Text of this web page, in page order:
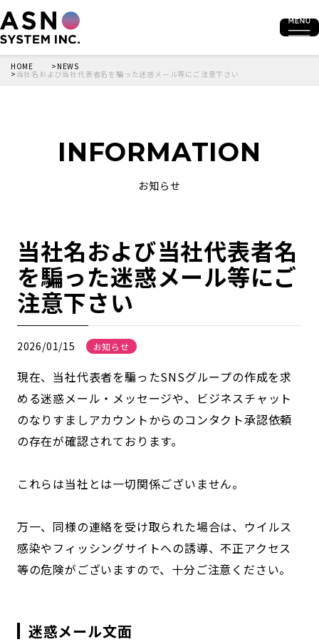
HOME NEWS
当社名および当社代表者名を騙った迷惑メール等にご注意下さい
INFORMATION
お知らせ
当社名および当社代表者名
を騙った迷惑メール等にご
注意下さい
2026/01/15 お知らせ
現在、当社代表者を騙ったSNSグループの作成を求
める迷惑メール・メッセージや、ビジネスチャット
のなりすましアカウントからのコンタクト承認依頼
の存在が確認されております。
これらは当社とは一切関係ございません。
万一、同様の連絡を受け取られた場合は、ウイルス
感染やフィッシングサイトへの誘導、不正アクセス
等の危険がございますので、十分ご注意ください。
迷惑メール文面